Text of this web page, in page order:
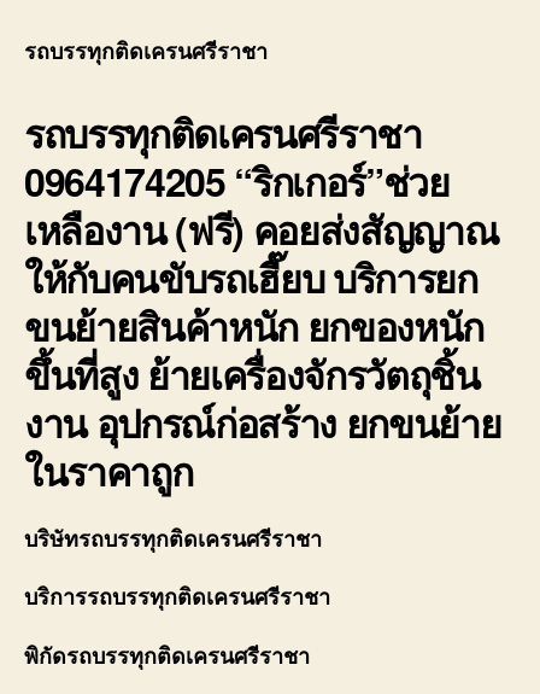
รถบรรทุกติดเครนศรีราชา
รถบรรทุกติดเครนศรีราชา
0964174205 “ริกเกอร์”ช่วย
เหลืองาน (ฟรี) คอยส่งสัญญาณ
ให้กับคนขับรถเฮี๊ยบ บริการยก
ขนย้ายสินค้าหนัก ยกของหนัก
ขึ้นที่สูง ย้ายเครื่องจักรวัตถุชิ้น
งาน อุปกรณ์ก่อสร้าง ยกขนย้าย
ในราคาถูก
บริษัทรถบรรทุกติดเครนศรีราชา
บริการรถบรรทุกติดเครนศรีราชา
พิกัดรถบรรทุกติดเครนศรีราชา